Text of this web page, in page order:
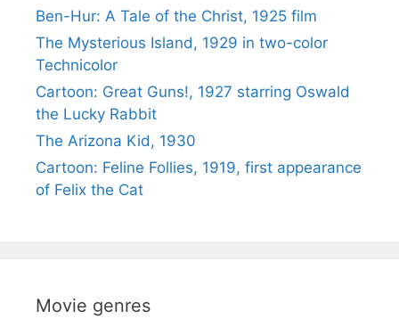
Ben-Hur: A Tale of the Christ, 1925 film
The Mysterious Island, 1929 in two-color
Technicolor
Cartoon: Great Guns!, 1927 starring Oswald
the Lucky Rabbit
The Arizona Kid, 1930
Cartoon: Feline Follies, 1919, first appearance
of Felix the Cat
Movie genres